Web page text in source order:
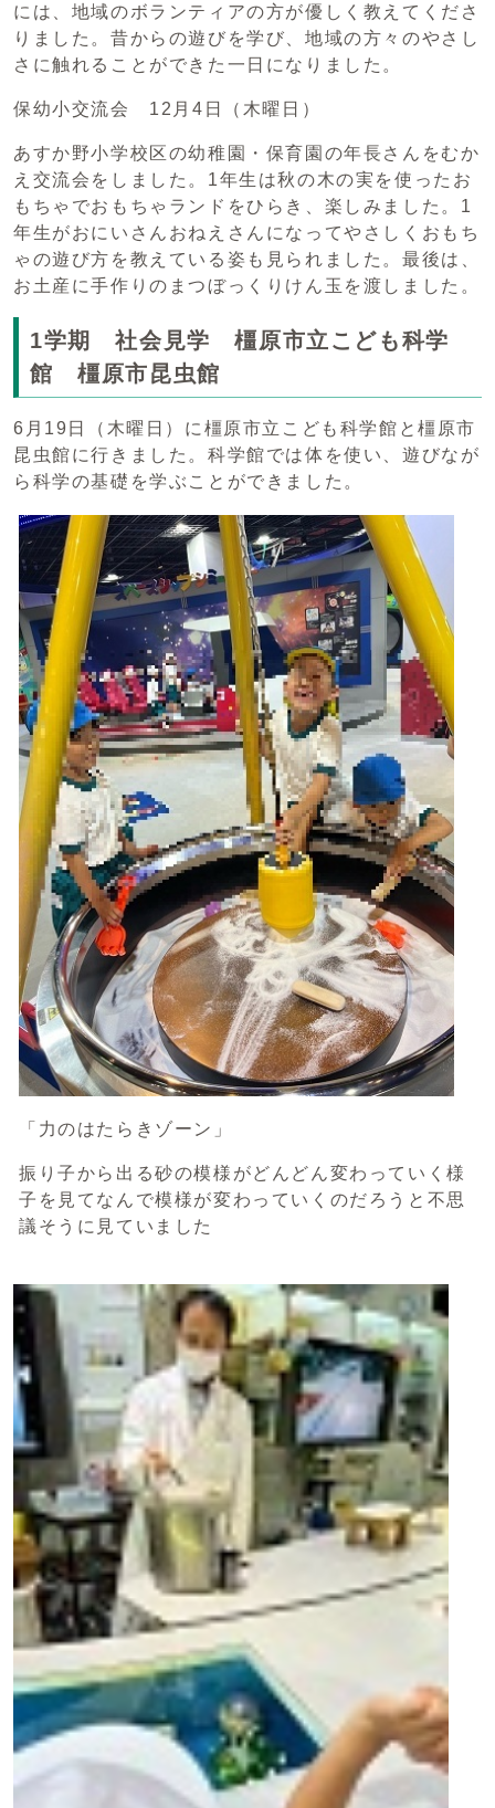
には、地域のボランティアの方が優しく教えてくださ
りました。昔からの遊びを学び、地域の方々のやさし
さに触れることができた一日になりました。
保幼小交流会 12月4日（木曜日）
あすか野小学校区の幼稚園・保育園の年長さんをむか
え交流会をしました。1年生は秋の木の実を使ったお
もちゃでおもちゃランドをひらき、楽しみました。1
年生がおにいさんおねえさんになってやさしくおもち
ゃの遊び方を教えている姿も見られました。最後は、
お土産に手作りのまつぼっくりけん玉を渡しました。
1学期 社会見学 橿原市立こども科学
館 橿原市昆虫館
6月19日（木曜日）に橿原市立こども科学館と橿原市
昆虫館に行きました。科学館では体を使い、遊びなが
ら科学の基礎を学ぶことができました。
「力のはたらきゾーン」
振り子から出る砂の模様がどんどん変わっていく様
子を見てなんで模様が変わっていくのだろうと不思
議そうに見ていました